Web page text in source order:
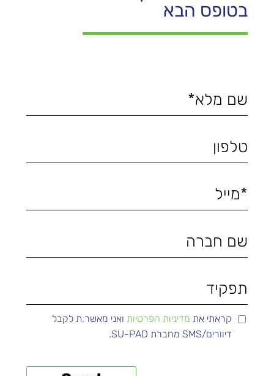
בטופס הבא
קראתי את מדיניות הפרטיות ואני מאשר.ת לקבל
דיוורים/SMS מחברת SU-PAD.